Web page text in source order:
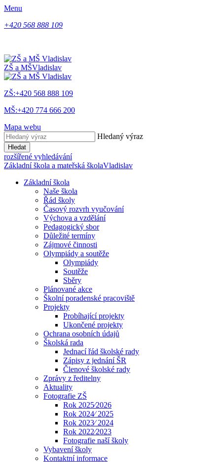
Menu
+420 568 888 109
ZŠ a MŠVladislav
ZŠ:+420 568 888 109
MŠ:+420 774 666 200
Mapa webu
Hledaný výraz
Hledat
rozšířené vyhledávání
Základní škola a mateřská školaVladislav
Základní škola
Naše škola
Řád školy
Časový rozvrh vyučování
Výchova a vzdělání
Pedagogický sbor
Důležité termíny
Zájmové činnosti
Olympiády a soutěže
Olympiády
Soutěže
Sběry
Plánované akce
Školní poradenské pracoviště
Projekty
Probíhající projekty
Ukončené projekty
Ochrana osobních údajů
Školská rada
Jednací řád školské rady
Zápisy z jednání ŠR
Členové školské rady
Zprávy z ředitelny
Aktuality
Fotografie ZŠ
Rok 2025⁄2026
Rok 2024⁄ 2025
Rok 2023⁄ 2024
Rok 2022⁄2023
Fotografie naší školy
Vybavení školy
Kontaktní informace